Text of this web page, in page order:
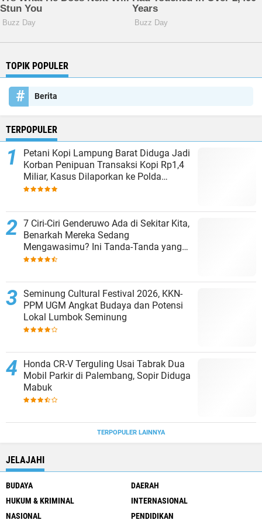
TOPIK POPULER
Berita
TERPOPULER
Petani Kopi Lampung Barat Diduga Jadi
Korban Penipuan Transaksi Kopi Rp1,4
Miliar, Kasus Dilaporkan ke Polda
Lampung
7 Ciri-Ciri Genderuwo Ada di Sekitar Kita,
Benarkah Mereka Sedang
Mengawasimu? Ini Tanda-Tanda yang
Sering Diabaikan
Seminung Cultural Festival 2026, KKN-
PPM UGM Angkat Budaya dan Potensi
Lokal Lumbok Seminung
Honda CR-V Terguling Usai Tabrak Dua
Mobil Parkir di Palembang, Sopir Diduga
Mabuk
TERPOPULER LAINNYA
JELAJAHI
BUDAYA
DAERAH
HUKUM & KRIMINAL
INTERNASIONAL
NASIONAL
PENDIDIKAN